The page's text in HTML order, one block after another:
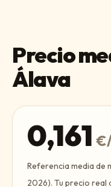
Precio
Álava
0,161
Referencia media de
2026). Tu precio real